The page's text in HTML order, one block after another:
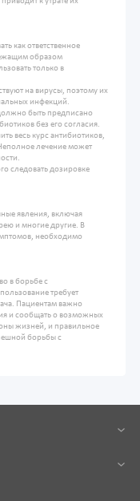
как ответственное
образом
только в
на вирусы, поэтому их
инфекций.
быть предписано
без его согласия.
весь курс антибиотиков,
лечение может
следовать дозировке
явления, включая
и многие другие. В
необходимо
в борьбе с
требует
Пациентам важно
и сообщать о возможных
жизней, и правильное
борьбы с